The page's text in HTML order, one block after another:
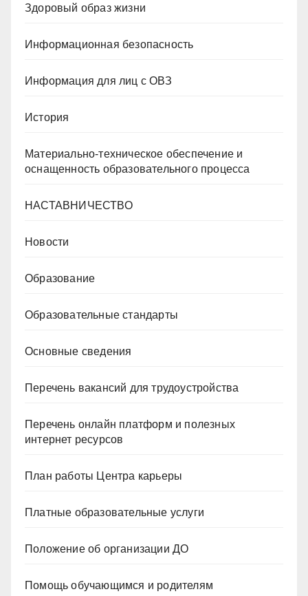
Здоровый образ жизни
Информационная безопасность
Информация для лиц с ОВЗ
История
Материально-техническое обеспечение и
оснащенность образовательного процесса
НАСТАВНИЧЕСТВО
Новости
Образование
Образовательные стандарты
Основные сведения
Перечень вакансий для трудоустройства
Перечень онлайн платформ и полезных
интернет ресурсов
План работы Центра карьеры
Платные образовательные услуги
Положение об организации ДО
Помощь обучающимся и родителям